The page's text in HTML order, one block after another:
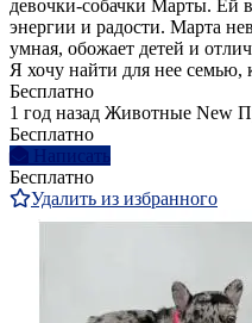
девочки-собачки Марты. Ей
энергии и радости. Марта
умная, обожает детей и
Я хочу найти для нее семью,
Бесплатно
1 год назад Животные New
Бесплатно
Написать
Бесплатно
Удалить из избранного